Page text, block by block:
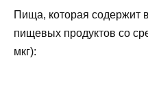
Пища, которая содержит
пищевых продуктов со
мкг):